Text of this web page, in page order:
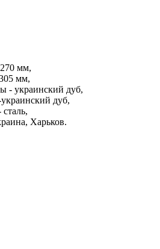
мм,
мм,
- украинский дуб,
дуб,
Харьков.